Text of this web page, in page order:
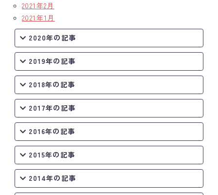
2021年2月
2021年1月
2020年の記事
2019年の記事
2018年の記事
2017年の記事
2016年の記事
2015年の記事
2014年の記事